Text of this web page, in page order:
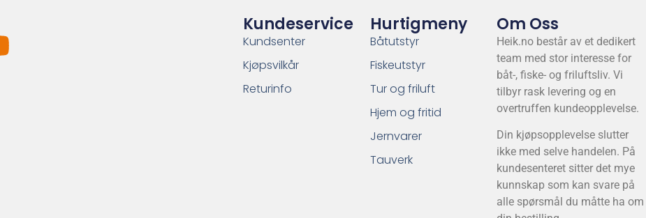
Kundeservice
Kundsenter
Kjøpsvilkår
Returinfo
Hurtigmeny
Båtutstyr
Fiskeutstyr
Tur og friluft
Hjem og fritid
Jernvarer
Tauverk
Om Oss
Heik.no består av et dedikert
team med stor interesse for
båt-, fiske- og friluftsliv. Vi
tilbyr rask levering og en
overtruffen kundeopplevelse.
Din kjøpsopplevelse slutter
ikke med selve handelen. På
kundesenteret sitter det mye
kunnskap som kan svare på
alle spørsmål du måtte ha om